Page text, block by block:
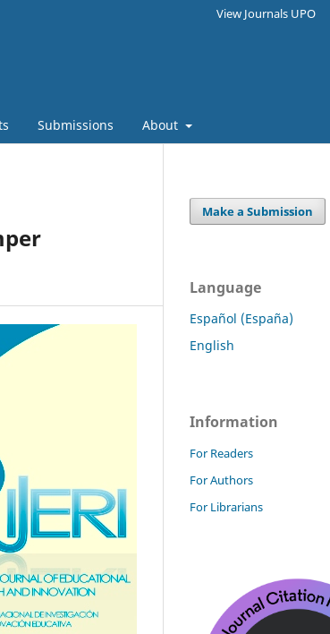
Submissions About
View Journals UPO
Make a Submission
Language
Español (España)
English
Information
For Readers
For Authors
For Librarians